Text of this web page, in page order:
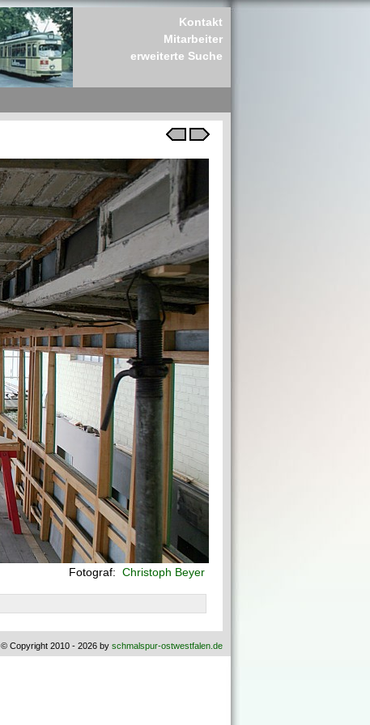
Kontakt
Mitarbeiter
erweiterte Suche
Fotograf: Christoph Beyer
© Copyright 2010 - 2026 by schmalspur-ostwestfalen.de